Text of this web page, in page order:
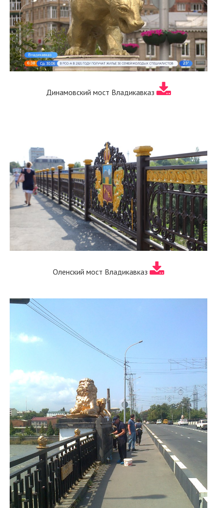
Динамовский мост Владикавказ
Оленский мост Владикавказ